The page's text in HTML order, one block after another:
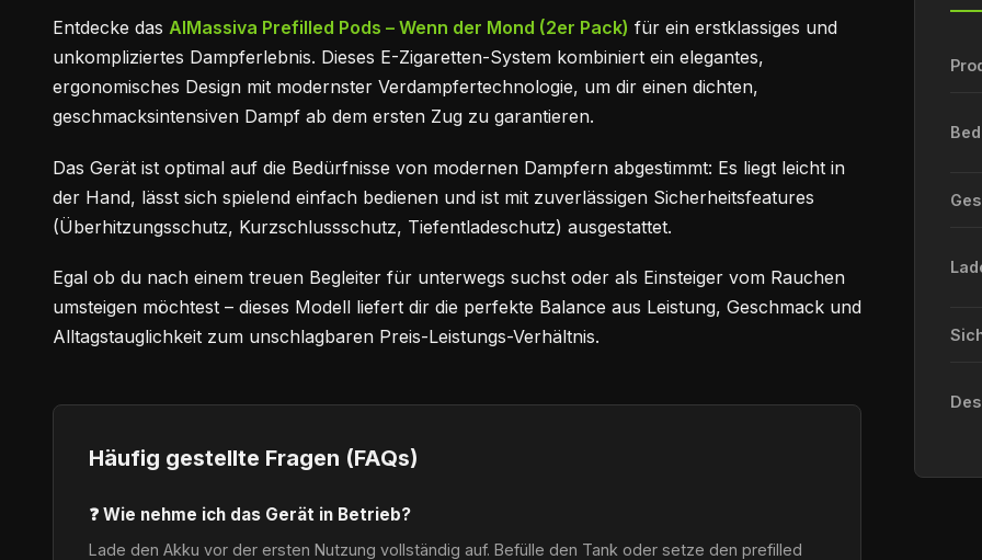
Entdecke das AlMassiva Prefilled Pods – Wenn der Mond (2er Pack) für ein erstklassiges und
unkompliziertes Dampferlebnis. Dieses E-Zigaretten-System kombiniert ein elegantes,
ergonomisches Design mit modernster Verdampfertechnologie, um dir einen dichten,
geschmacksintensiven Dampf ab dem ersten Zug zu garantieren.
Das Gerät ist optimal auf die Bedürfnisse von modernen Dampfern abgestimmt: Es liegt leicht in
der Hand, lässt sich spielend einfach bedienen und ist mit zuverlässigen Sicherheitsfeatures
(Überhitzungsschutz, Kurzschlussschutz, Tiefentladeschutz) ausgestattet.
Egal ob du nach einem treuen Begleiter für unterwegs suchst oder als Einsteiger vom Rauchen
umsteigen möchtest – dieses Modell liefert dir die perfekte Balance aus Leistung, Geschmack und
Alltagstauglichkeit zum unschlagbaren Preis-Leistungs-Verhältnis.
Häufig gestellte Fragen (FAQs)
❓ Wie nehme ich das Gerät in Betrieb?
Lade den Akku vor der ersten Nutzung vollständig auf. Befülle den Tank oder setze den prefilled